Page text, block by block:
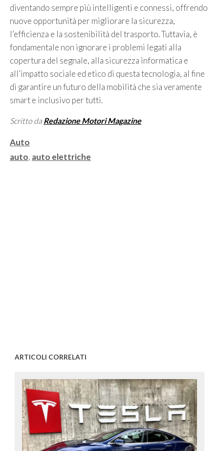
diventando sempre più intelligenti e connessi, offrendo
nuove opportunità per migliorare la sicurezza,
l’efficienza e la sostenibilità del trasporto. Tuttavia, è
fondamentale non ignorare i problemi legati alla
copertura del segnale, alla sicurezza informatica e
all’impatto sociale ed etico di questa tecnologia, al fine
di garantire un futuro della mobilità che sia veramente
smart e inclusivo per tutti.
Scritto da Redazione Motori Magazine
Categorie
Auto
Tag
auto, auto elettriche
ARTICOLI CORRELATI